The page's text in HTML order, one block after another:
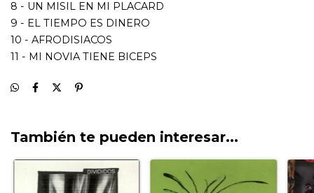
También te pueden interesar...